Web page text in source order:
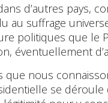
d’autres pays,
au suffrage
politiques que le
éventuellement
que nous
se